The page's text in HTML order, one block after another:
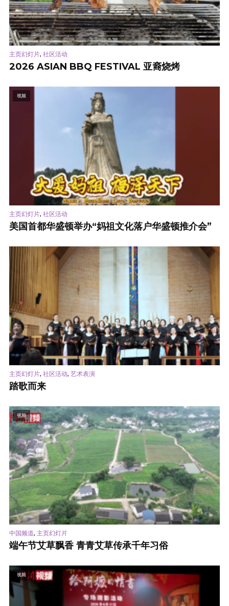
主页幻灯片, 社区活动
2026 ASIAN BBQ FESTIVAL 亚裔烧烤
视频
主页幻灯片, 社区活动
美国首都华盛顿举办“妈祖文化落户华盛顿推介会”
主页幻灯片, 社区活动, 艺术表演
踏歌而来
视频
中国频道, 主页幻灯片
端午节艾草飘香 青青艾草传承千年习俗
视频